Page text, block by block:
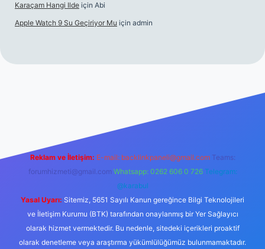
Karaçam Hangi Ilde için Abi
Apple Watch 9 Su Geçiriyor Mu için admin
Reklam ve İletişim: E-mail: backlinkpaneli@gmail.com Teams:
forumhizmeti@gmail.com Whatsapp: 0262 606 0 726 Telegram:
@karabul
Yasal Uyarı: Sitemiz, 5651 Sayılı Kanun gereğince Bilgi Teknolojileri
ve İletişim Kurumu (BTK) tarafından onaylanmış bir Yer Sağlayıcı
olarak hizmet vermektedir. Bu nedenle, sitedeki içerikleri proaktif
olarak denetleme veya araştırma yükümlülüğümüz bulunmamaktadır.